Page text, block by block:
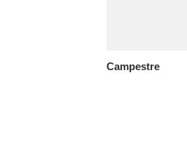
Campestre